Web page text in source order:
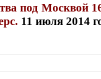
под Москвой
11 июля 2014